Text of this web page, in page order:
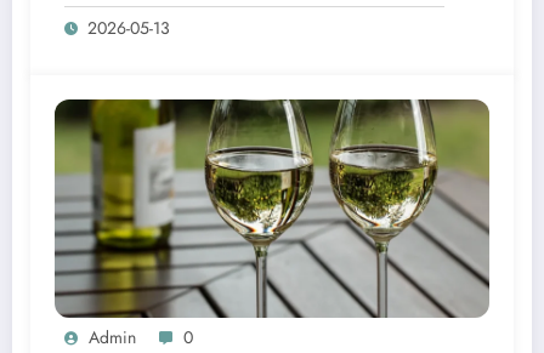
2026-05-13
Admin 0